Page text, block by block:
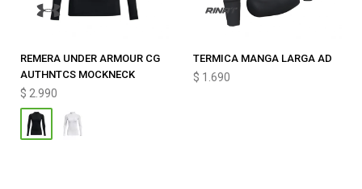
REMERA UNDER ARMOUR CG
AUTHNTCS MOCKNECK
$ 2.990
TERMICA MANGA LARGA AD
$ 1.690